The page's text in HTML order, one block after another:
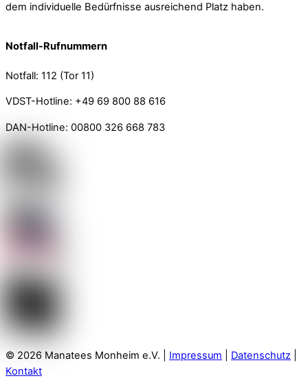
dem individuelle Bedürfnisse ausreichend Platz haben.
Notfall-Rufnummern
Notfall: 112 (Tor 11)
VDST-Hotline: +49 69 800 88 616
DAN-Hotline: 00800 326 668 783
© 2026 Manatees Monheim e.V. | Impressum Datenschutz
Kontakt